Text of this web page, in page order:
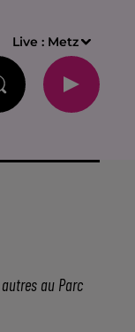
Live : Metz
au Parc